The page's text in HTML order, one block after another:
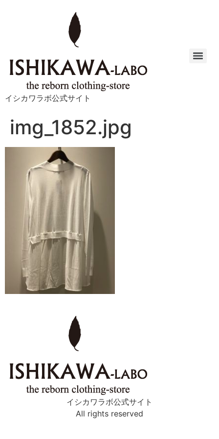
イシカワラボ公式サイト
img_1852.jpg
イシカワラボ公式サイト
All rights reserved